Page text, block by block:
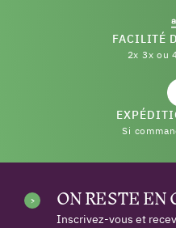
FACILITÉ
2x 3x ou
Si
ON RESTE
Inscrivez-vous et